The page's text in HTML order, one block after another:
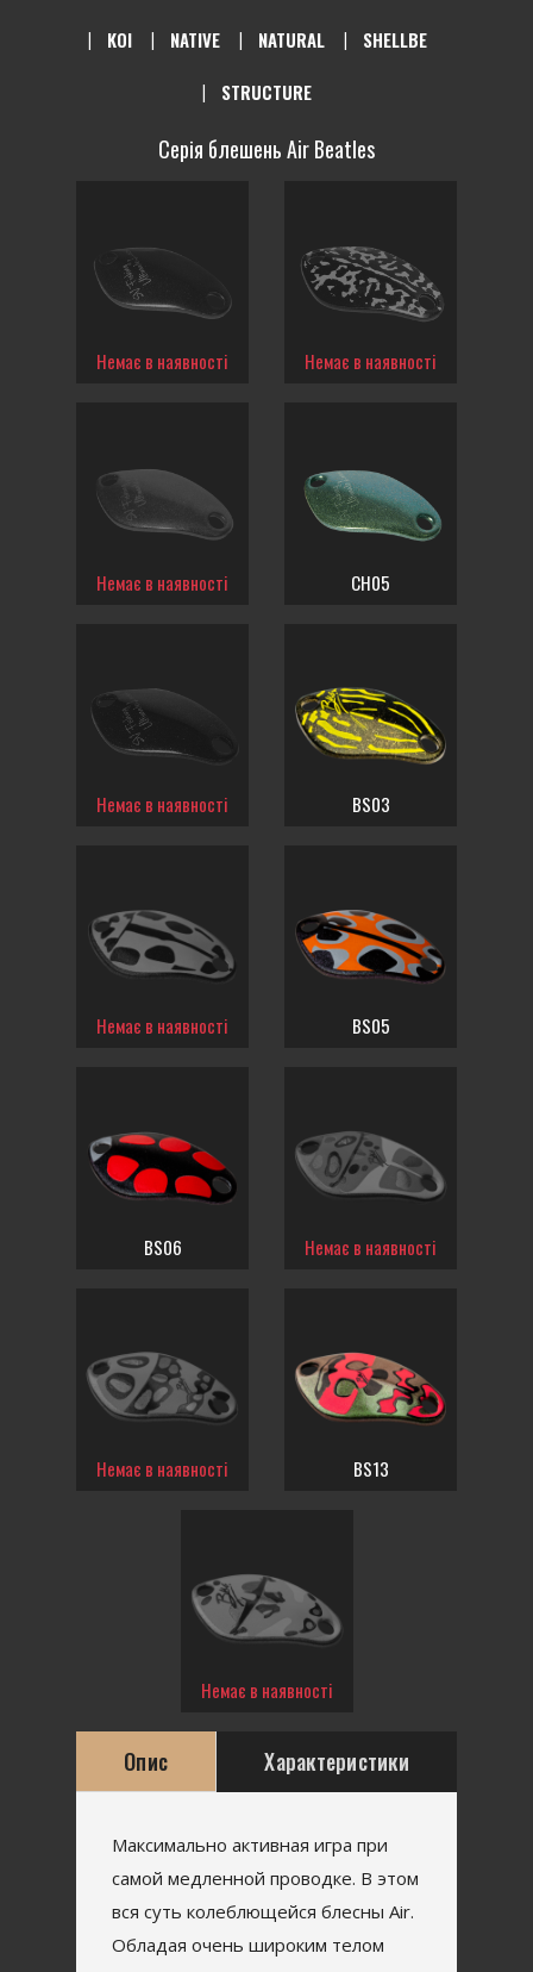
KOI
NATIVE NATURAL
SHELLBE
STRUCTURE
Серія блешень Air Beatles
Немає в наявності Немає в наявності
Немає в наявності CH05
Немає в наявності BS03
Немає в наявності BS05
BS06 Немає в наявності
Немає в наявності BS13
Немає в наявності
Опис Характеристики
Максимально активная игра при
самой медленной проводке. В этом
вся суть колеблющейся блесны Air.
Обладая очень широким телом